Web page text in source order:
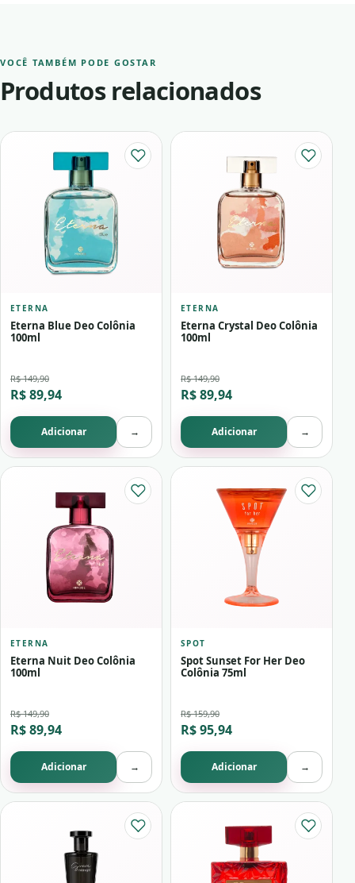
VOCÊ TAMBÉM PODE GOSTAR
Produtos relacionados
ETERNA
Eterna Blue Deo Colônia
100ml
R$ 149,90
R$ 89,94
Adicionar →
ETERNA
Eterna Crystal Deo Colônia
100ml
R$ 149,90
R$ 89,94
Adicionar →
ETERNA
Eterna Nuit Deo Colônia
100ml
R$ 149,90
R$ 89,94
Adicionar →
SPOT
Spot Sunset For Her Deo
Colônia 75ml
R$ 159,90
R$ 95,94
Adicionar →